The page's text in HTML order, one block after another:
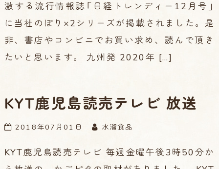
激する流行情報誌「日経トレンディー12月号」
に当社のぽり×2シリーズが掲載されました。是
非、書店やコンビニでお買い求め、読んで頂き
たいと思います。 九州発 2020年 […]
KYT鹿児島読売テレビ 放送
2018年07月01日 水溜食品
KYT鹿児島読売テレビ 毎週金曜午後3時50分か